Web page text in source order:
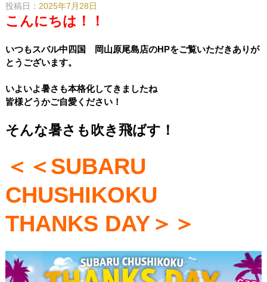
投稿日： 2025年7月28日
こんにちは！！
いつもスバル中四国 岡山原尾島店のHPをご覧いただきありが
とうございます。
いよいよ暑さも本格化してきましたね
皆様どうかご自愛ください！
そんな暑さも吹き飛ばす！
＜＜SUBARU
CHUSHIKOKU
THANKS DAY＞＞